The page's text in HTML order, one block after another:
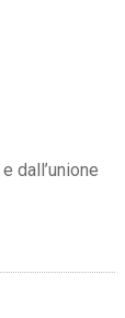
dall’unione